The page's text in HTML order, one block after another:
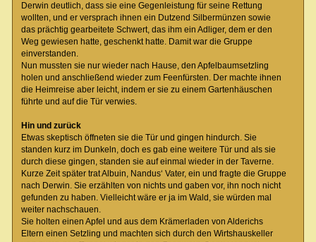
Derwin deutlich, dass sie eine Gegenleistung für seine Rettung
wollten, und er versprach ihnen ein Dutzend Silbermünzen sowie
das prächtig gearbeitete Schwert, das ihm ein Adliger, dem er den
Weg gewiesen hatte, geschenkt hatte. Damit war die Gruppe
einverstanden.
Nun mussten sie nur wieder nach Hause, den Apfelbaumsetzling
holen und anschließend wieder zum Feenfürsten. Der machte ihnen
die Heimreise aber leicht, indem er sie zu einem Gartenhäuschen
führte und auf die Tür verwies.
Hin und zurück
Etwas skeptisch öffneten sie die Tür und gingen hindurch. Sie
standen kurz im Dunkeln, doch es gab eine weitere Tür und als sie
durch diese gingen, standen sie auf einmal wieder in der Taverne.
Kurze Zeit später trat Albuin, Nandus‘ Vater, ein und fragte die Gruppe
nach Derwin. Sie erzählten von nichts und gaben vor, ihn noch nicht
gefunden zu haben. Vielleicht wäre er ja im Wald, sie würden mal
weiter nachschauen.
Sie holten einen Apfel und aus dem Krämerladen von Alderichs
Eltern einen Setzling und machten sich durch den Wirtshauskeller